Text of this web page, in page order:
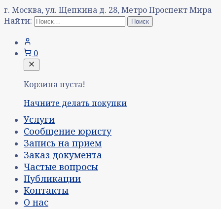
г. Москва, ул. Щепкина д. 28, Метро Проспект Мира
Найти:
0
Корзина пуста!
Начните делать покупки
Услуги
Сообщение юристу
Запись на прием
Заказ документа
Частые вопросы
Публикации
Контакты
О нас